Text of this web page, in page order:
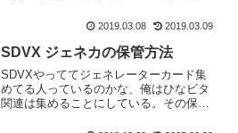
2019.03.08 2019.03.09
SDVX ジェネカの保管方法
SDVXやっててジェネレーターカード集
めてる人っているのかな、俺はひなビタ
関連は集めることにしている。その保管